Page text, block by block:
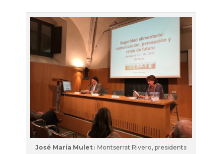
José María Muleti Montserrat Rivero, presidenta